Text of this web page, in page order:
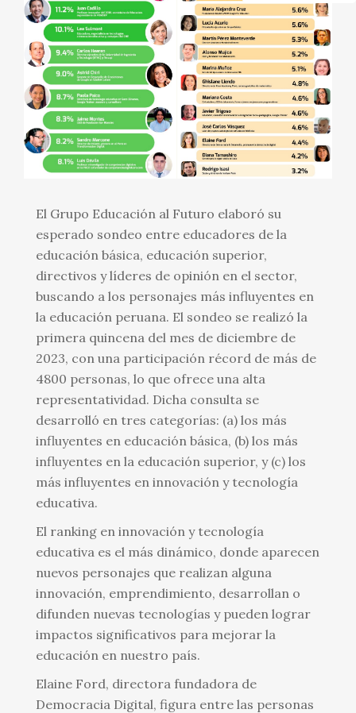
El Grupo Educación al Futuro elaboró su
esperado sondeo entre educadores de la
educación básica, educación superior,
directivos y líderes de opinión en el sector,
buscando a los personajes más influyentes en
la educación peruana. El sondeo se realizó la
primera quincena del mes de diciembre de
2023, con una participación récord de más de
4800 personas, lo que ofrece una alta
representatividad. Dicha consulta se
desarrolló en tres categorías: (a) los más
influyentes en educación básica, (b) los más
influyentes en la educación superior, y (c) los
más influyentes en innovación y tecnología
educativa.
El ranking en innovación y tecnología
educativa es el más dinámico, donde aparecen
nuevos personajes que realizan alguna
innovación, emprendimiento, desarrollan o
difunden nuevas tecnologías y pueden lograr
impactos significativos para mejorar la
educación en nuestro país.
Elaine Ford, directora fundadora de
Democracia Digital, figura entre las personas